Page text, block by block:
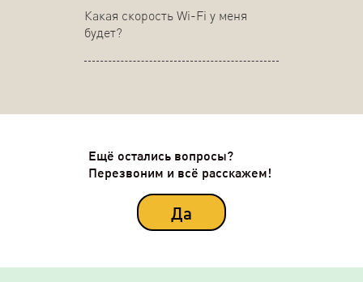
Какая скорость Wi-Fi у меня
будет?
Ещё остались вопросы?
Перезвоним и всё расскажем!
Да